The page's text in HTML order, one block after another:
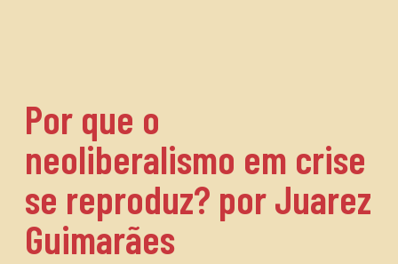
Por que o
neoliberalismo em crise
se reproduz? por Juarez
Guimarães